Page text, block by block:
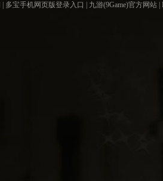
多宝手机网页版登录入口 九游(9Game)官方网站